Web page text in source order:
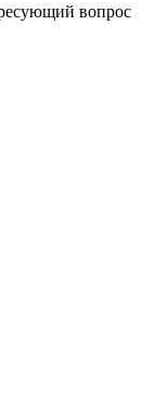
вопрос